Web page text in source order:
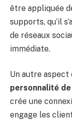
être appliquée
supports, qu’il
de réseaux
immédiate.
Un autre aspect
personnalité
crée une
engage les